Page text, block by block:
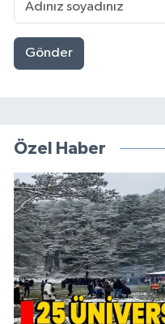
Gönder
Özel Haber